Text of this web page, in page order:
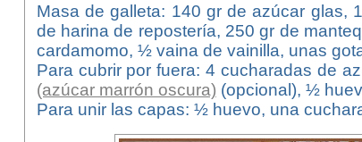
Masa de galleta: 140 gr de azúcar glas,
de harina de repostería, 250 gr de
cardamomo, ½ vaina de vainilla, unas
Para cubrir por fuera: 4 cucharadas de
(azúcar marrón oscura) (opcional), ½
Para unir las capas: ½ huevo, una